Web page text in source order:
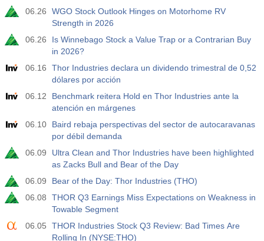
USD
Act.
Pronós.
7.9%
Prev.
USD
Recuento de Plataformas Petrolíferas de EE.UU de
Act.
Pronós.
Prev.
Recuento de plataformas petrolíferas en EE.UU. de
Baker Hughes
Act.
Pronós.
588
19:00
USD
Crédito al Consumo de la FRS m/m
$​11.44 B
$​-0.18 B
19:30
Posiciones Netas Especulativas de Oro de la CFTC
06.26
WGO Stock Outlook Hinges on Motorhome RV
Strength in 2026
06.26
Is Winnebago Stock a Value Trap or a Contrarian Buy
in 2026?
06.16
Thor Industries declara un dividendo trimestral de 0,52
dólares por acción
06.12
Benchmark reitera Hold en Thor Industries ante la
atención en márgenes
06.10
Baird rebaja perspectivas del sector de autocaravanas
por débil demanda
06.09
Ultra Clean and Thor Industries have been highlighted
as Zacks Bull and Bear of the Day
06.09
Bear of the Day: Thor Industries (THO)
06.08
THOR Q3 Earnings Miss Expectations on Weakness in
Towable Segment
06.05
THOR Industries Stock Q3 Review: Bad Times Are
Rolling In (NYSE:THO)